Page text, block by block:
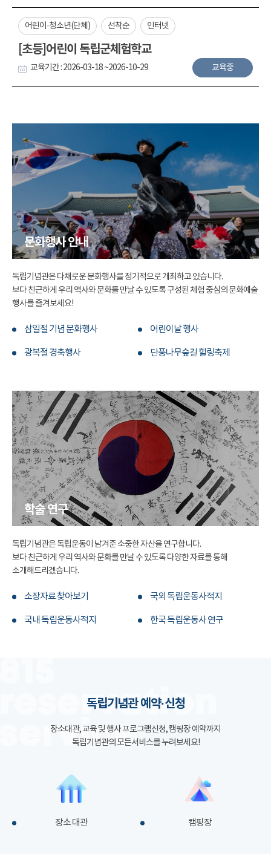
어린이·청소년(단체) 선착순 인터넷
[초등]어린이 독립군체험학교
교육기간 : 2026-03-18 ~2026-10-29 교육중
문화행사 안내
독립기념관은 다채로운 문화행사를 정기적으로 개최하고 있습니다.
보다 친근하게 우리 역사와 문화를 만날 수 있도록 구성된 체험 중심의 문화예술
행사를 즐겨보세요!
삼일절 기념 문화행사 어린이날 행사
광복절 경축행사 단풍나무숲길 힐링축제
학술 연구
독립기념관은 독립운동이 남겨준 소중한 자산을 연구합니다.
보다 친근하게 우리 역사와 문화를 만날 수 있도록 다양한 자료를 통해
소개해드리겠습니다.
소장자료 찾아보기 국외 독립운동사적지
국내 독립운동사적지 한국 독립운동사 연구
독립기념관 예약·신청
장소대관, 교육 및 행사 프로그램신청, 캠핑장 예약까지
독립기념관의 모든서비스를 누려보세요!
장소 대관 캠핑장